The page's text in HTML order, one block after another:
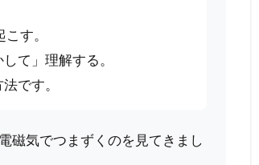
す。
て」理解する。
です。
磁気でつまずくのを見てきまし